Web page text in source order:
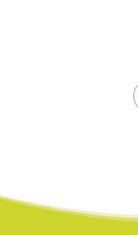
Vorherige